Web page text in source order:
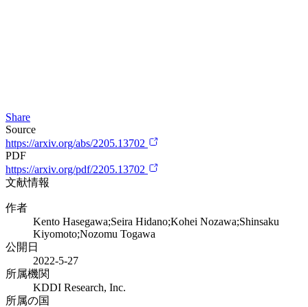
Share
Source
https://arxiv.org/abs/2205.13702
PDF
https://arxiv.org/pdf/2205.13702
文献情報
作者
Kento Hasegawa;Seira Hidano;Kohei Nozawa;Shinsaku
Kiyomoto;Nozomu Togawa
公開日
2022-5-27
所属機関
KDDI Research, Inc.
所属の国